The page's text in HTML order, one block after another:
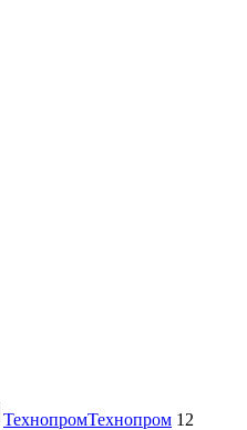
ТехнопромТехнопром 12